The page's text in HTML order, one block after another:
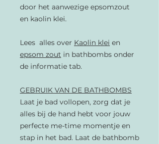
door het aanwezige epsomzout
en kaolin klei.
Lees alles over Kaolin klei en
epsom zout in bathbombs onder
de informatie tab.
GEBRUIK VAN DE BATHBOMBS
Laat je bad vollopen, zorg dat je
alles bij de hand hebt voor jouw
perfecte me-time momentje en
stap in het bad. Laat de bathbomb